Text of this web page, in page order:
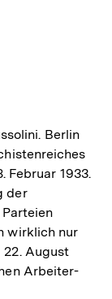
Berlin
Februar 1933.
der
wirklich nur
22. August
Arbeiter-